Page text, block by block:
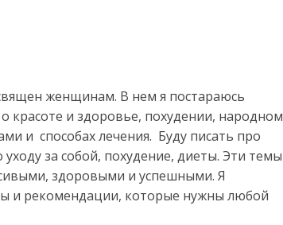
женщинам. В нем я постараюсь
красоте и здоровье, похудении, народном
и способах лечения. Буду писать про
за собой, похудение, диеты. Эти темы
здоровыми и успешными. Я
и рекомендации, которые нужны любой